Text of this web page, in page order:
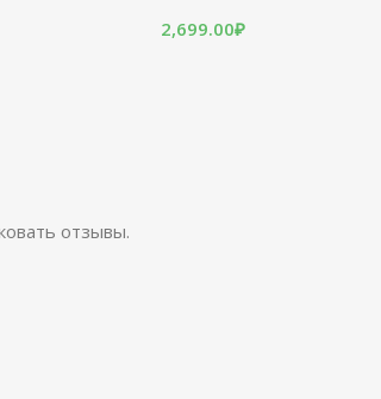
2,699.00₽
отзывы.